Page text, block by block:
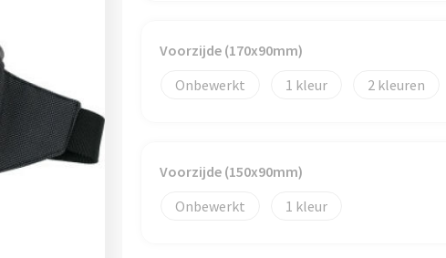
Voorzijde (170x90mm)
Onbewerkt
1 2
Voorzijde (150x90mm)
Onbewerkt
1